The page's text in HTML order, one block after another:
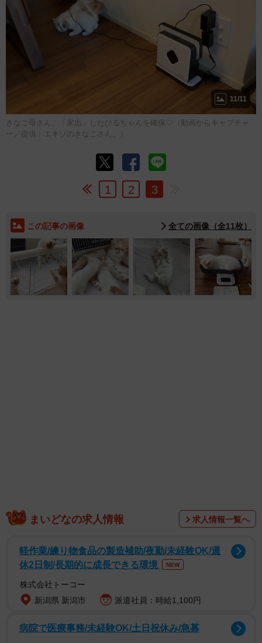
11/11
きなこ母さん、「家出」したひるちゃんを確保♡（動画からキャプチャ
ー／提供：エキゾのきなこさん。）
1 2 3
この記事の画像 全ての画像（全11枚）
まいどなの求人情報 求人情報一覧へ
軽作業/練り物食品の製造補助/夜勤/未経験OK/週
休2日制/長期的に成長できる環境
NEW
株式会社トーコー
新潟県 新潟市
派遣社員：時給1,100円
病院で医療事務/未経験OK/土日祝休み/急募